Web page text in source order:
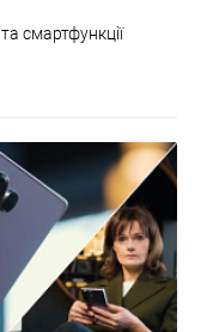
смартфункції